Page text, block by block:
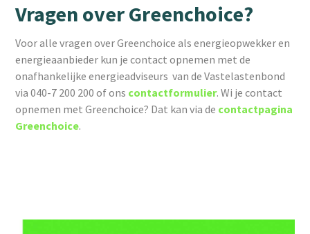
Vragen over Greenchoice?
Voor alle vragen over Greenchoice als energieopwekker en
energieaanbieder kun je contact opnemen met de
onafhankelijke energieadviseurs van de Vastelastenbond
via 040-7 200 200 of ons contactformulier. Wi je contact
opnemen met Greenchoice? Dat kan via de contactpagina
Greenchoice.